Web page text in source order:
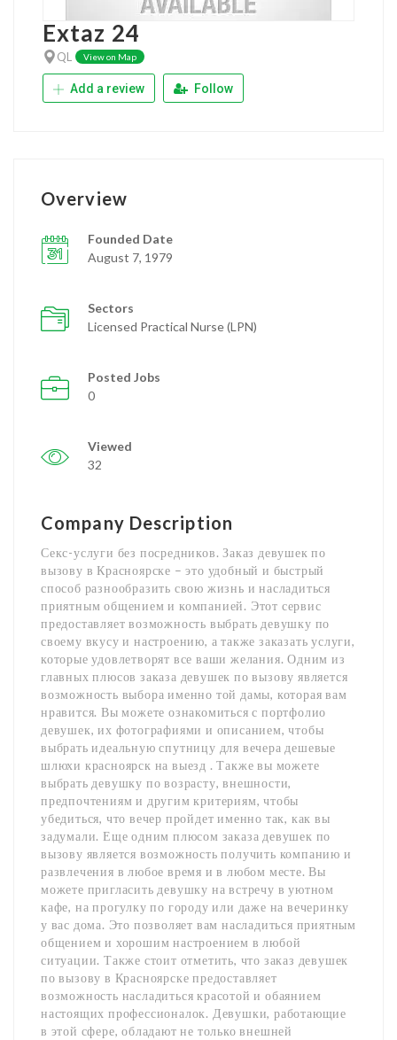
Extaz 24
QL View on Map
Add a review Follow
Overview
Founded Date
August 7, 1979
Sectors
Licensed Practical Nurse (LPN)
Posted Jobs
0
Viewed
32
Company Description
Секс-услуги без посредников. Заказ девушек по
вызову в Красноярске – это удобный и быстрый
способ разнообразить свою жизнь и насладиться
приятным общением и компанией. Этот сервис
предоставляет возможность выбрать девушку по
своему вкусу и настроению, а также заказать услуги,
которые удовлетворят все ваши желания. Одним из
главных плюсов заказа девушек по вызову является
возможность выбора именно той дамы, которая вам
нравится. Вы можете ознакомиться с портфолио
девушек, их фотографиями и описанием, чтобы
выбрать идеальную спутницу для вечера дешевые
шлюхи красноярск на выезд . Также вы можете
выбрать девушку по возрасту, внешности,
предпочтениям и другим критериям, чтобы
убедиться, что вечер пройдет именно так, как вы
задумали. Еще одним плюсом заказа девушек по
вызову является возможность получить компанию и
развлечения в любое время и в любом месте. Вы
можете пригласить девушку на встречу в уютном
кафе, на прогулку по городу или даже на вечеринку
у вас дома. Это позволяет вам насладиться приятным
общением и хорошим настроением в любой
ситуации. Также стоит отметить, что заказ девушек
по вызову в Красноярске предоставляет
возможность насладиться красотой и обаянием
настоящих профессионалок. Девушки, работающие
в этой сфере, обладают не только внешней